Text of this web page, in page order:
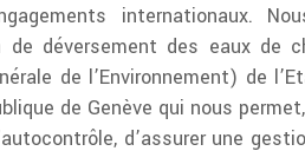
internationaux.
de déversement des eaux de
de l’Environnement) de
de Genève qui nous
d’assurer une